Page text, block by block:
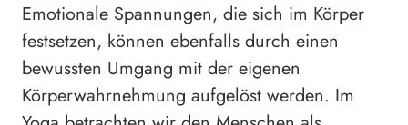
Emotionale Spannungen, die sich im Körper
festsetzen, können ebenfalls durch einen
bewussten Umgang mit der eigenen
Körperwahrnehmung aufgelöst werden. Im